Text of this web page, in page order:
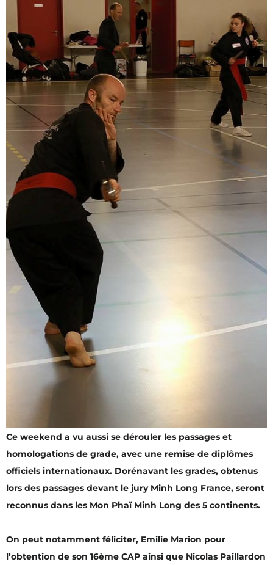
Ce weekend a vu aussi se dérouler les passages et
homologations de grade, avec une remise de diplômes
officiels internationaux. Dorénavant les grades, obtenus
lors des passages devant le jury Minh Long France, seront
reconnus dans les Mon Phaï Minh Long des 5 continents.
On peut notamment féliciter, Emilie Marion pour
l’obtention de son 16ème CAP ainsi que Nicolas Paillardon